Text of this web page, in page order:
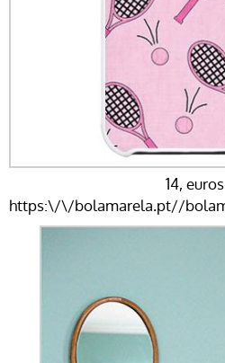
14,
https:\/\/bolamarela.pt//